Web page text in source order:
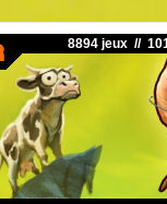
8894 jeux //